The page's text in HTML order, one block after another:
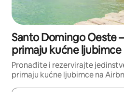
Santo Domingo Oeste
primaju kućne ljubimce
Pronađite i rezervirajte
primaju kućne ljubimce na